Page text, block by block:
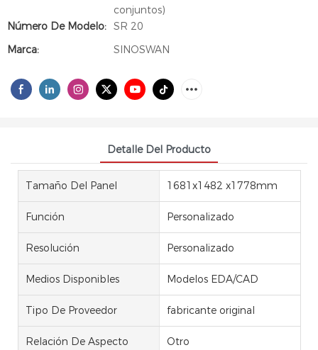
conjuntos)
Número De Modelo: SR 20
Marca:
SINOSWAN
Detalle Del Producto
Tamaño Del Panel 1681x1482 x1778mm
Función Personalizado
Resolución Personalizado
Medios Disponibles Modelos EDA/CAD
Tipo De Proveedor fabricante original
Relación De Aspecto Otro